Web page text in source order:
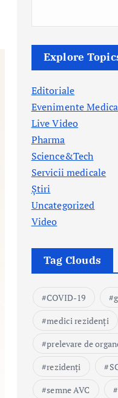
Explore
Editoriale
Evenimente
Live Video
Pharma
Science&Tech
Servicii medicale
Știri
Uncategorized
Video
Tag Clouds
COVID-19
medici rezidenți
prelevare de
rezidenți
semne AVC